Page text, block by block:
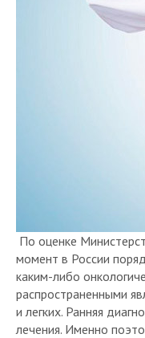
По оценке
момент в России
каким-либо
распространенными
и легких. Ранняя
лечения. Именно
проекта